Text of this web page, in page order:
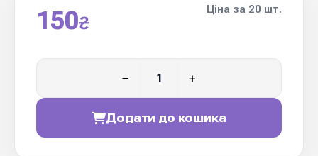
150₴
Ціна за 20 шт.
− +
Додати до кошика